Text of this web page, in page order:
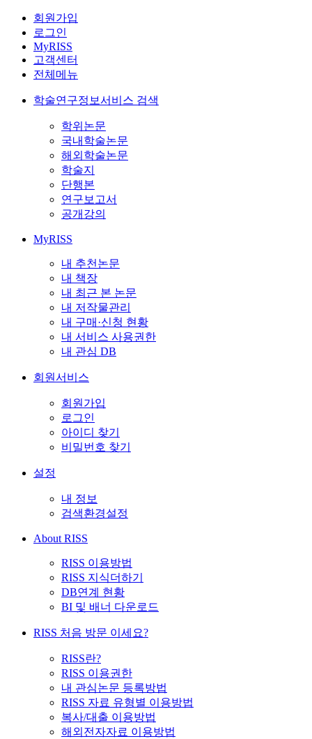
회원가입
로그인
MyRISS
고객센터
전체메뉴
학술연구정보서비스 검색
학위논문
국내학술논문
해외학술논문
학술지
단행본
연구보고서
공개강의
MyRISS
내 추천논문
내 책장
내 최근 본 논문
내 저작물관리
내 구매·신청 현황
내 서비스 사용권한
내 관심 DB
회원서비스
회원가입
로그인
아이디 찾기
비밀번호 찾기
설정
내 정보
검색환경설정
About RISS
RISS 이용방법
RISS 지식더하기
DB연계 현황
BI 및 배너 다운로드
RISS 처음 방문 이세요?
RISS란?
RISS 이용권한
내 관심논문 등록방법
RISS 자료 유형별 이용방법
복사/대출 이용방법
해외전자자료 이용방법